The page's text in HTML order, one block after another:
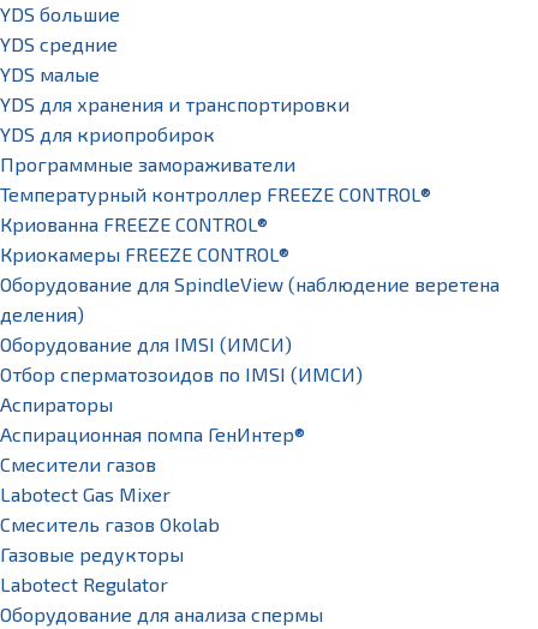
YDS большие
YDS средние
YDS малые
YDS для хранения и транспортировки
YDS для криопробирок
Программные замораживатели
Температурный контроллер FREEZE CONTROL®
Криованна FREEZE CONTROL®
Криокамеры FREEZE CONTROL®
Оборудование для SpindleView (наблюдение веретена
деления)
Оборудование для IMSI (ИМСИ)
Отбор сперматозоидов по IMSI (ИМСИ)
Аспираторы
Аспирационная помпа ГенИнтер®
Смесители газов
Labotect Gas Mixer
Смеситель газов Okolab
Газовые редукторы
Labotect Regulator
Оборудование для анализа спермы